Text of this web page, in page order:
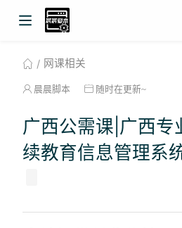
网课相关
晨晨脚本 随时在更新~
广西公需课|广西专
续教育信息管理系